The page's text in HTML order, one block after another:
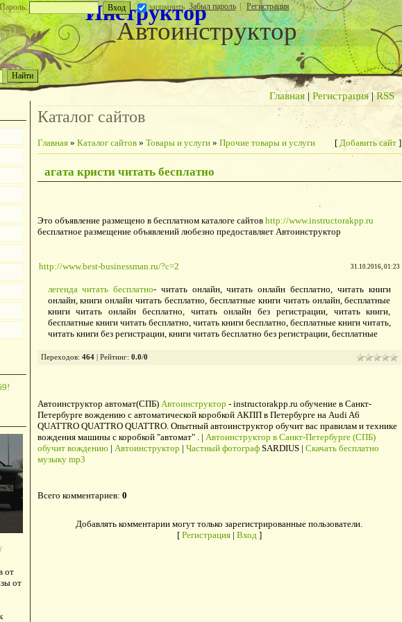
запомнить Забыл пароль | Регистрация
Автоинструктор
Инструктор
Главная| Регистрация|RSS
от
от
Каталог сайтов
Главная» Каталог сайтов» Товары и услуги» Прочие товары и услуги [ Добавить сайт]
агата кристи читать бесплатно
Это объявление размещено в бесплатном каталоге сайтов http://www.instructorakpp.ru
бесплатное размещение объявлений любезно предоставляет Автоинструктор
http://www.best-businessman.ru/?c=2 31.10.2016, 01:23
легенда читать бесплатно- читать онлайн, читать онлайн бесплатно, читать книги
онлайн, книги онлайн читать бесплатно, бесплатные книги читать онлайн, бесплатные
книги читать онлайн бесплатно, читать онлайн без регистрации, читать книги,
бесплатные книги читать бесплатно, читать книги бесплатно, бесплатные книги читать,
читать книги без регистрации, книги читать бесплатно без регистрации, бесплатные
Переходов: 464| Рейтинг: 0.0/0
Автоинструктор автомат(СПБ) Автоинструктор - instructorakpp.ru обучение в Санкт-
Петербурге вождению с автоматической коробкой АКПП в Петербурге на Audi A6
QUATTRO QUATTRO QUATTRO. Опытный автоинструктор обучит вас правилам и технике
вождения машины с коробкой "автомат" . | Автоинструктор в Санкт-Петербурге (СПБ)
обучит вождению| Автоинструктор | Частный фотографSARDIUS | Скачать бесплатно
музыку mp3
Всего комментариев: 0
Добавлять комментарии могут только зарегистрированные пользователи.
[ Регистрация| Вход]